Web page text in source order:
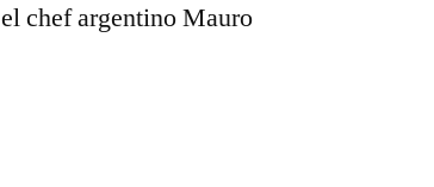
chef argentino Mauro